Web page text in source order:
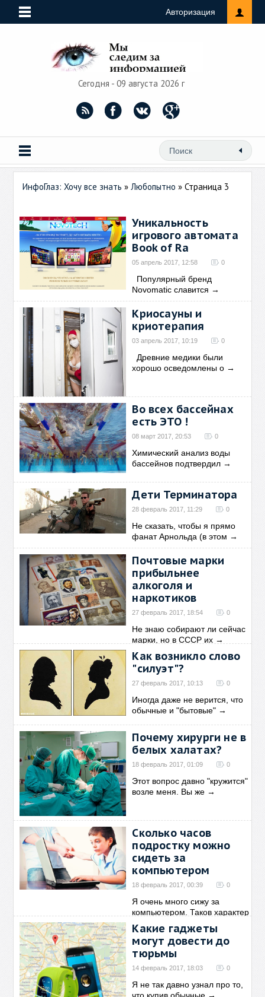
Авторизация
Сегодня - 09 августа 2026 г
ИнфоГлаз: Хочу все знать »Любопытно » Страница 3
Уникальность
игрового автомата
Book of Ra
05 апрель 2017, 12:58 0
Популярный бренд
Novomatic славится →
Криосауны и
криотерапия
03 апрель 2017, 10:19 0
Древние медики были
хорошо осведомлены о →
Во всех бассейнах
есть ЭТО !
08 март 2017, 20:53 0
Химический анализ воды
бассейнов подтвердил →
Дети Терминатора
28 февраль 2017, 11:29 0
Не сказать, чтобы я прямо
фанат Арнольда (в этом →
Почтовые марки
прибыльнее
алкоголя и
наркотиков
27 февраль 2017, 18:54 0
Не знаю собирают ли сейчас
марки, но в СССР их →
Как возникло слово
"силуэт"?
27 февраль 2017, 10:13 0
Иногда даже не верится, что
обычные и "бытовые" →
Почему хирурги не в
белых халатах?
18 февраль 2017, 01:09 0
Этот вопрос давно "кружится"
возле меня. Вы же →
Сколько часов
подростку можно
сидеть за
компьютером
18 февраль 2017, 00:39 0
Я очень много сижу за
компьютером. Таков характер
→
Какие гаджеты
могут довести до
тюрьмы
14 февраль 2017, 18:03 0
Я не так давно узнал про то,